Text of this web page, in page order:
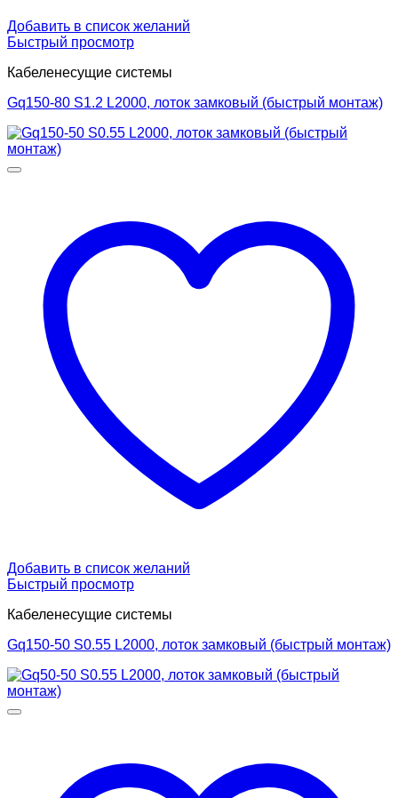
Добавить в список желаний
Быстрый просмотр
Кабеленесущие системы
Gq150-80 S1.2 L2000, лоток замковый (быстрый монтаж)
Добавить в список желаний
Быстрый просмотр
Кабеленесущие системы
Gq150-50 S0.55 L2000, лоток замковый (быстрый монтаж)